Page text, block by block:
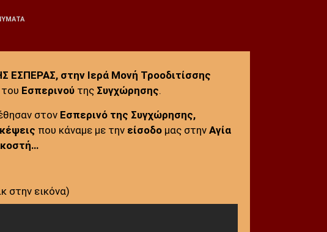
ΕΣΠΕΡΑΣ, στην Ιερά Μονή Τροοδιτίσσης
Εσπερινούτης Συγχώρησης.
στον Εσπερινό της Συγχώρησης,
που κάναμε με την είσοδομας στην Αγία
στην εικόνα)